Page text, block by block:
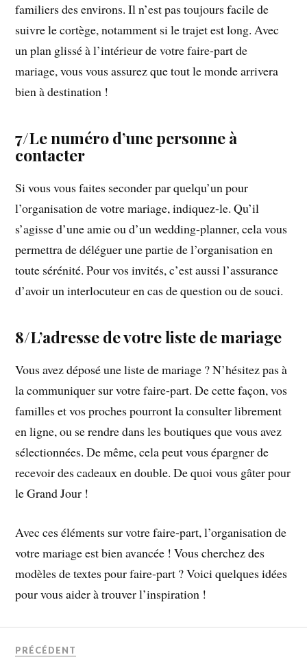
familiers des environs. Il n’est pas toujours facile de
suivre le cortège, notamment si le trajet est long. Avec
un plan glissé à l’intérieur de votre faire-part de
mariage, vous vous assurez que tout le monde arrivera
bien à destination !
7/Le numéro d’une personne à
contacter
Si vous vous faites seconder par quelqu’un pour
l’organisation de votre mariage, indiquez-le. Qu’il
s’agisse d’une amie ou d’un wedding-planner, cela vous
permettra de déléguer une partie de l’organisation en
toute sérénité. Pour vos invités, c’est aussi l’assurance
d’avoir un interlocuteur en cas de question ou de souci.
8/L’adresse de votre liste de mariage
Vous avez déposé une liste de mariage ? N’hésitez pas à
la communiquer sur votre faire-part. De cette façon, vos
familles et vos proches pourront la consulter librement
en ligne, ou se rendre dans les boutiques que vous avez
sélectionnées. De même, cela peut vous épargner de
recevoir des cadeaux en double. De quoi vous gâter pour
le Grand Jour !
Avec ces éléments sur votre faire-part, l’organisation de
votre mariage est bien avancée ! Vous cherchez des
modèles de textes pour faire-part ? Voici quelques idées
pour vous aider à trouver l’inspiration !
PRÉCÉDENT